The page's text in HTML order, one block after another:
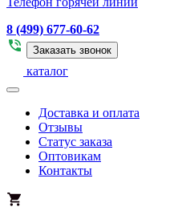
8 (499) 677-60-62
Заказать звонок
каталог
Доставка и оплата
Отзывы
Статус заказа
Оптовикам
Контакты